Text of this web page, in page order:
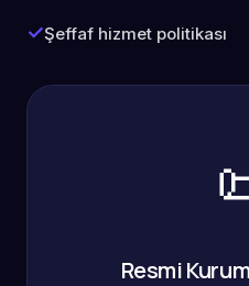
Şeffaf hizmet politikası
Resmi